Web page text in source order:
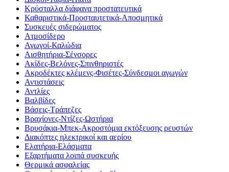
Κρύσταλλα διάφανα προστατευτικά
Καθαριστικά-Προσταυτετικά-Αποσμητικά
Συσκευές σιδερώματος
Ατμοσίδερο
Αγωγοί-Καλώδια
Αισθητήρια-Σένσορες
Ακίδες-Βελόνες-Σπινθηριστές
Ακροδέκτες κλέμενς-Φισέτες-Σύνδεσμοι αγωγών
Αντιστάσεις
Αντλίες
Βαλβίδες
Βάσεις-Τράπεζες
Βραχίονες-Ντίζες-Ωστήρια
Βρυσάκια-Μπεκ-Ακροστόμια εκτόξευσης ρευστών
Διακόπτες ηλεκτρικοί και αερίου
Ελατήρια-Ελάσματα
Εξαρτήματα λοιπά συσκευής
Θερμικά ασφαλείας